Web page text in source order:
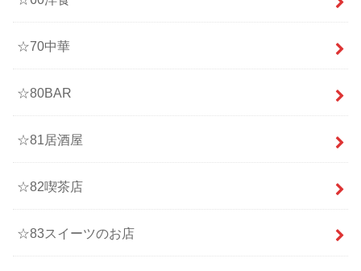
☆70中華
☆80BAR
☆81居酒屋
☆82喫茶店
☆83スイーツのお店